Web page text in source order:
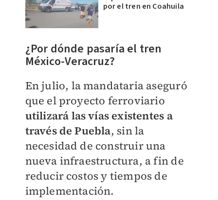
por el tren en Coahuila
¿Por dónde pasaría el tren
México-Veracruz?
En julio, la mandataria aseguró
que el proyecto ferroviario
utilizará las vías existentes a
través de Puebla, sin la
necesidad de construir una
nueva infraestructura, a fin de
reducir costos y tiempos de
implementación.